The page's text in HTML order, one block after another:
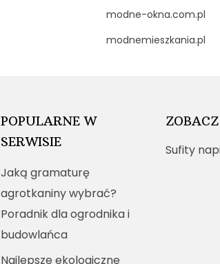
modne-okna.com.pl
modnemieszkania.pl
POPULARNE W
SERWISIE
Jaką gramaturę
agrotkaniny wybrać?
Poradnik dla ogrodnika i
budowlańca
Najlepsze ekologiczne
Sufity